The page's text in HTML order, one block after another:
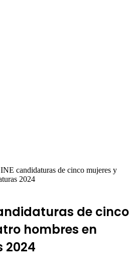
candidaturas de cinco mujeres y
2024
de cinco
hombres en
2024